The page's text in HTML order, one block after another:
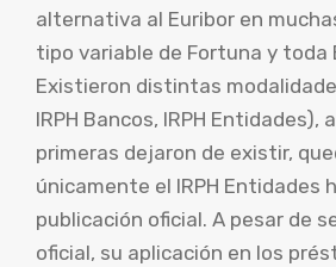
alternativa al Euribor en
tipo variable de Fortuna y toda
Existieron distintas
IRPH Bancos, IRPH Entidades),
primeras dejaron de existir,
únicamente el IRPH Entidades
publicación oficial. A pesar de
oficial, su aplicación en los